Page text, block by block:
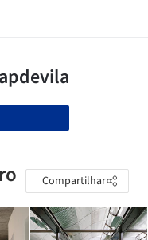
Compartilhar